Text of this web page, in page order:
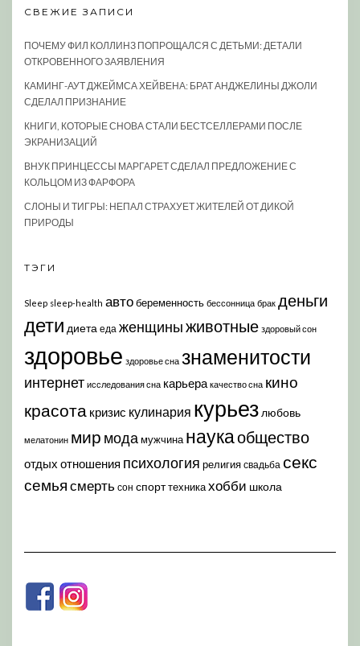
СВЕЖИЕ ЗАПИСИ
ПОЧЕМУ ФИЛ КОЛЛИНЗ ПОПРОЩАЛСЯ С ДЕТЬМИ: ДЕТАЛИ
ОТКРОВЕННОГО ЗАЯВЛЕНИЯ
КАМИНГ-АУТ ДЖЕЙМСА ХЕЙВЕНА: БРАТ АНДЖЕЛИНЫ ДЖОЛИ
СДЕЛАЛ ПРИЗНАНИЕ
КНИГИ, КОТОРЫЕ СНОВА СТАЛИ БЕСТСЕЛЛЕРАМИ ПОСЛЕ
ЭКРАНИЗАЦИЙ
ВНУК ПРИНЦЕССЫ МАРГАРЕТ СДЕЛАЛ ПРЕДЛОЖЕНИЕ С
КОЛЬЦОМ ИЗ ФАРФОРА
СЛОНЫ И ТИГРЫ: НЕПАЛ СТРАХУЕТ ЖИТЕЛЕЙ ОТ ДИКОЙ
ПРИРОДЫ
ТЭГИ
Sleep sleep-health автобеременность бессонница брак деньги
дети диета еда женщиныживотные здоровый сон
здоровье здоровье сна знаменитости
интернет исследования сна карьера качество сна кино
красота кризис кулинария курьез любовь
мелатонин мир модамужчина наукаобщество
отдых отношения психология религия свадьба секс
семья смерть сон спорттехникахобби школа